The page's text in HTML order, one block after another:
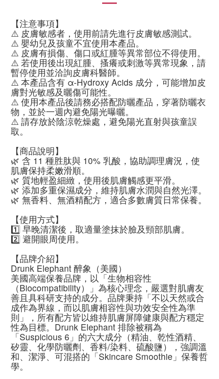
【注意事項】
⚠️ 皮膚敏感者，使用前請先進行皮膚敏感測試。
⚠️ 嬰幼兒及孩童不宜使用本產品。
⚠️ 皮膚有損傷、傷口或紅腫等異常部位不得使用。
⚠️ 若使用後出現紅腫、搔癢或刺激等異常現象，請
暫停使用並洽詢皮膚科醫師。
⚠️ 本產品含有 α-Hydroxy Acids 成分，可能增加皮
膚對光敏感及曬傷可能性。
⚠️ 使用本產品後請務必搭配防曬產品，穿著防曬衣
物，並於一週內避免陽光曝曬。
⚠️ 請存放於陰涼乾燥處，避免陽光直射與孩童誤
取。
【商品說明】
🌿 含 11 種胜肽與 10% 乳酸，協助調理膚況，使
肌膚保持柔嫩滑順。
🌿 質地輕盈細緻，使用後肌膚觸感更平滑。
🌿 添加多重保濕成分，維持肌膚水潤與自然光澤。
🌿 無香料、無酒精配方，適合多數膚質日常保養。
【使用方式】
1️⃣ 早晚清潔後，取適量塗抹於臉及頸部肌膚。
2️⃣ 避開眼周使用。
【品牌介紹】
Drunk Elephant 醉象（美國）
美國高端保養品牌，以「生物相容性
（Biocompatibility）」為核心理念，嚴選對肌膚友
善且具科研支持的成分。品牌秉持「不以天然或合
成作為界線，而以肌膚相容性與功效安全性為準
則」，所有配方皆以維持肌膚屏障健康與配方穩定
性為目標。Drunk Elephant 排除被稱為
「Suspicious 6」的六大成分（精油、乾性酒精、
矽靈、化學防曬劑、香料/染料、硫酸鹽），強調溫
和、潔淨、可混搭的「Skincare Smoothie」保養哲
學。